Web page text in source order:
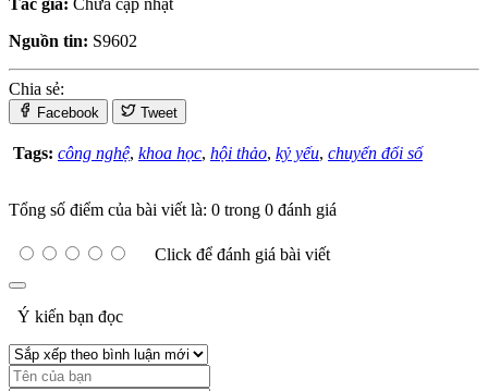
Tác giả: Chưa cập nhật
Nguồn tin: S9602
Chia sẻ:
Facebook Tweet
Tags: công nghệ, khoa học, hội thảo, kỷ yếu, chuyển đổi số
Tổng số điểm của bài viết là: 0 trong 0 đánh giá
Click để đánh giá bài viết
Ý kiến bạn đọc